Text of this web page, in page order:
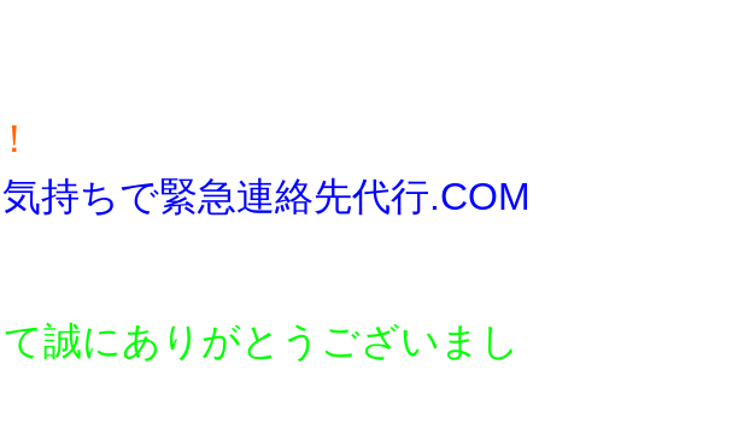
持ちで緊急連絡先代行.COM
誠にありがとう ございまし